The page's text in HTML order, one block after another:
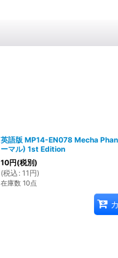
英語版 MP14-EN078 Mecha
ーマル) 1st Edition
10円(税別)
(税込 : 11 円)
在庫数 10点